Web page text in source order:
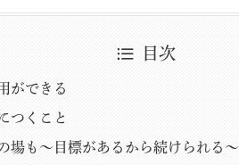
目次
ができる
つくこと
場も〜目標があるから続けられる〜